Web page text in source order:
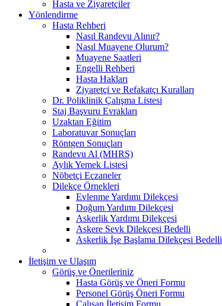
Hasta ve Ziyaretçiler
Yönlendirme
Hasta Rehberi
Nasıl Randevu Alınır?
Nasıl Muayene Olurum?
Muayene Saatleri
Engelli Rehberi
Hasta Hakları
Ziyaretçi ve Refakatçı Kuralları
Dr. Poliklinik Çalışma Listesi
Staj Başvuru Evrakları
Uzaktan Eğitim
Laboratuvar Sonuçları
Röntgen Sonuçları
Randevu Al (MHRS)
Aylık Yemek Listesi
Nöbetçi Eczaneler
Dilekçe Örnekleri
Evlenme Yardımı Dilekçesi
Doğum Yardımı Dilekçesi
Askerlik Yardımı Dilekçesi
Askere Sevk Dilekçesi Bedelli
Askerlik İşe Başlama Dilekçesi Bedelli
İletişim ve Ulaşım
Görüş ve Önerileriniz
Hasta Görüş ve Öneri Formu
Personel Görüş Öneri Formu
Çalışan İletişim Formu